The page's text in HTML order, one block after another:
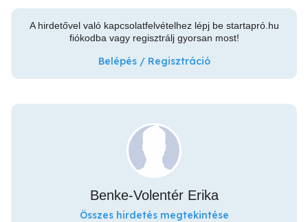
A hirdetővel való kapcsolatfelvételhez lépj be startapró.hu
fiókodba vagy regisztrálj gyorsan most!
Belépés / Regisztráció
Benke-Volentér Erika
Összes hirdetés megtekintése